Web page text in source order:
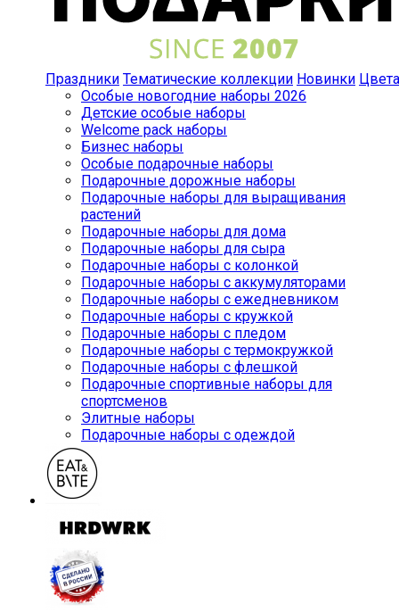
Праздники Тематические коллекции Новинки Цвета
Особые новогодние наборы 2026
Детские особые наборы
Welcome pack наборы
Бизнес наборы
Особые подарочные наборы
Подарочные дорожные наборы
Подарочные наборы для выращивания
растений
Подарочные наборы для дома
Подарочные наборы для сыра
Подарочные наборы с колонкой
Подарочные наборы с аккумуляторами
Подарочные наборы с ежедневником
Подарочные наборы с кружкой
Подарочные наборы с пледом
Подарочные наборы с термокружкой
Подарочные наборы с флешкой
Подарочные спортивные наборы для
спортсменов
Элитные наборы
Подарочные наборы с одеждой